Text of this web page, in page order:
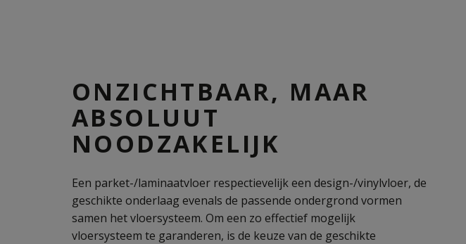
ONZICHTBAAR, MAAR
ABSOLUUT
NOODZAKELIJK
Een parket-/laminaatvloer respectievelijk een design-/vinylvloer, de
geschikte onderlaag evenals de passende ondergrond vormen
samen het vloersysteem. Om een zo effectief mogelijk
vloersysteem te garanderen, is de keuze van de geschikte